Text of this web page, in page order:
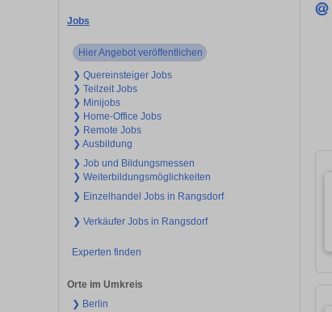
Jobs
Hier Angebot veröffentlichen
❯ Quereinsteiger Jobs
❯ Teilzeit Jobs
❯ Minijobs
❯ Home-Office Jobs
❯ Remote Jobs
❯ Ausbildung
❯ Job und Bildungsmessen
❯ Weiterbildungsmöglichkeiten
❯ Einzelhandel Jobs in Rangsdorf
❯ Verkäufer Jobs in Rangsdorf
Experten finden
Orte im Umkreis
❯ Berlin